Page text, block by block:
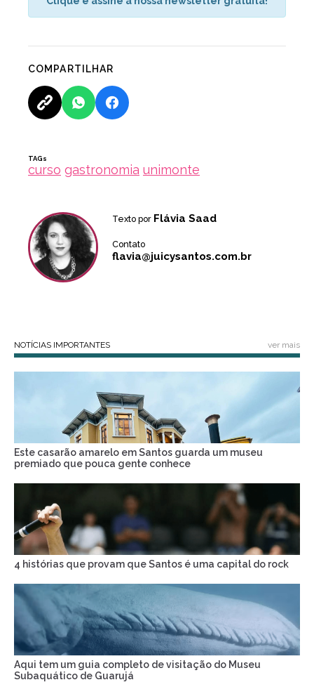
COMPARTILHAR
TAGs
curso gastronomia unimonte
Texto por Flávia Saad
Contato
flavia@juicysantos.com.br
NOTÍCIAS IMPORTANTES ver mais
Este casarão amarelo em Santos guarda um museu
premiado que pouca gente conhece
4 histórias que provam que Santos é uma capital do rock
Aqui tem um guia completo de visitação do Museu
Subaquático de Guarujá